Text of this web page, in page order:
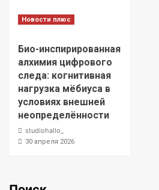
Новости плюс
Био-инспирированная
алхимия цифрового
следа: когнитивная
нагрузка мёбиуса в
условиях внешней
неопределённости
studiohallo_
30 апреля 2026